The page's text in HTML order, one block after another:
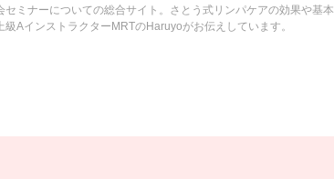
ミナーについての総合サイト。さとう式リンパケアの効果や基
AインストラクターMRTのHaruyoがお伝えしています。